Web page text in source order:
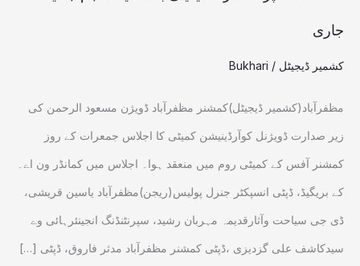
جاری
کشمیر ڈیجیٹل /
Bukhari
مظفرآباد(کشمیر ڈیجیٹل)کمشنر مظفرآباد ڈویژن مسعود الرحمن کی
زیر صدارت ڈویژنل کوآرڈینیشن کمیٹی کا اجلاس جمعرات کے روز
کمشنر آفس کے کمیٹی روم میں منعقد ہوا۔ اجلاس میں کمانڈر ون اے۔
کے بریگیڈ، ڈپٹی انسپکٹر جنرل پولیس(ریجن)مظفرآباد یاسین قریشی،
ڈی جی سیاحت وآثارقدیمہ مہربان رشید، سپرنٹنڈنگ انجینئرہائی وے
سیدکاشف علی گزدیزی ،ڈپٹی کمشنر مظفرآباد مدثر فاروق، ڈپٹی […]
عملدرآمد
یقینی